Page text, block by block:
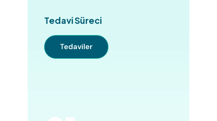
Tedavi Süreci
Tedaviler